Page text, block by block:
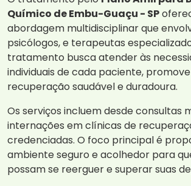
Químico de Embu-Guaçu - SP
abordagem multidisciplinar que
psicólogos, e terapeutas
tratamento busca atender às
individuais de cada paciente,
recuperação saudável e duradoura.
Os serviços incluem desde consultas
internações em clínicas de
credenciadas. O foco principal é
ambiente seguro e acolhedor para
possam se reerguer e superar suas